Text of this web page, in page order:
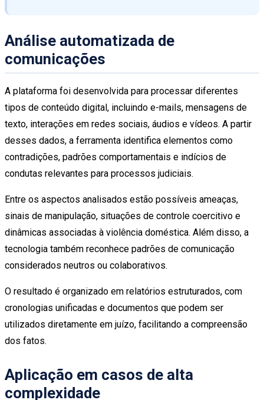
Análise automatizada de
comunicações
A plataforma foi desenvolvida para processar diferentes
tipos de conteúdo digital, incluindo e-mails, mensagens de
texto, interações em redes sociais, áudios e vídeos. A partir
desses dados, a ferramenta identifica elementos como
contradições, padrões comportamentais e indícios de
condutas relevantes para processos judiciais.
Entre os aspectos analisados estão possíveis ameaças,
sinais de manipulação, situações de controle coercitivo e
dinâmicas associadas à violência doméstica. Além disso, a
tecnologia também reconhece padrões de comunicação
considerados neutros ou colaborativos.
O resultado é organizado em relatórios estruturados, com
cronologias unificadas e documentos que podem ser
utilizados diretamente em juízo, facilitando a compreensão
dos fatos.
Aplicação em casos de alta
complexidade